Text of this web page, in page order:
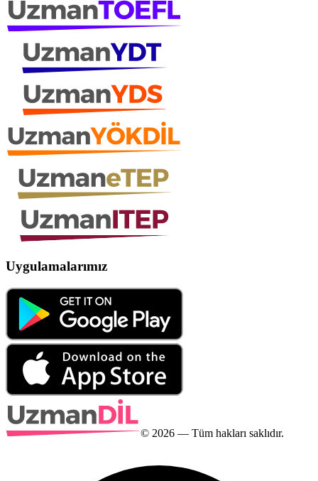
Uygulamalarımız
© 2026 — Tüm hakları saklıdır.